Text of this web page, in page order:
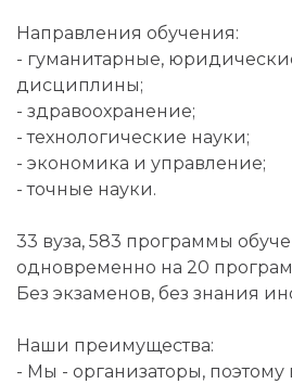
Направления обучения:
- гуманитарные,
дисциплины;
- здравоохранение;
- технологические науки;
- экономика и управление;
- точные науки.
33 вуза, 583 программы
одновременно на 20
Без экзаменов, без знания
Наши преимущества:
- Мы - организаторы, поэтому